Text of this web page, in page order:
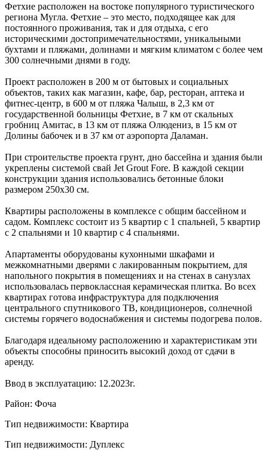
Фетхие расположен на востоке популярного туристического
региона Мугла. Фетхие – это место, подходящее как для
постоянного проживания, так и для отдыха, с его
историческими достопримечательностями, уникальными
бухтами и пляжами, долинами и мягким климатом с более чем
300 солнечными днями в году.
Проект расположен в 200 м от бытовых и социальных
объектов, таких как магазин, кафе, бар, ресторан, аптека и
фитнес-центр, в 600 м от пляжа Чалыш, в 2,3 км от
государственной больницы Фетхие, в 7 км от скальных
гробниц Амитас, в 13 км от пляжа Олюдениз, в 15 км от
Долины бабочек и в 37 км от аэропорта Даламан.
При строительстве проекта грунт, дно бассейна и здания были
укреплены системой свай Jet Grout Fore. В каждой секции
конструкции здания использовались бетонные блоки
размером 250x30 см.
Квартиры расположены в комплексе с общим бассейном и
садом. Комплекс состоит из 5 квартир с 1 спальней, 5 квартир
с 2 спальнями и 10 квартир с 4 спальнями.
Апартаменты оборудованы кухонными шкафами и
межкомнатными дверями с лакированным покрытием, для
напольного покрытия в помещениях и на стенах в санузлах
использовалась первоклассная керамическая плитка. Во всех
квартирах готова инфраструктура для подключения
центрального спутникового ТВ, кондиционеров, солнечной
системы горячего водоснабжения и системы подогрева полов.
Благодаря идеальному расположению и характеристикам эти
объекты способны приносить высокий доход от сдачи в
аренду.
Ввод в эксплуатацию: 12.2023г.
Район: Фоча
Тип недвижимости: Квартира
Тип недвижимости: Дуплекс